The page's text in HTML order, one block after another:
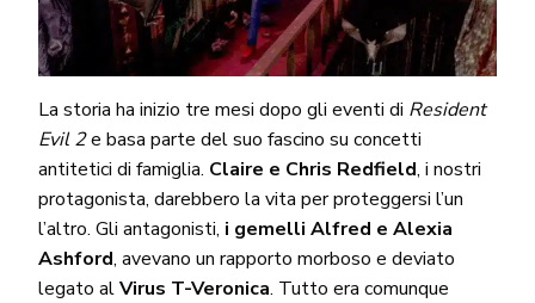
La storia ha inizio tre mesi dopo gli eventi di Resident
Evil 2e basa parte del suo fascino su concetti
antitetici di famiglia. Claire e Chris Redfield, i nostri
protagonista, darebbero la vita per proteggersi l’un
l’altro. Gli antagonisti, i gemelli Alfred e Alexia
Ashford, avevano un rapporto morboso e deviato
legato alVirus T-Veronica. Tutto era comunque